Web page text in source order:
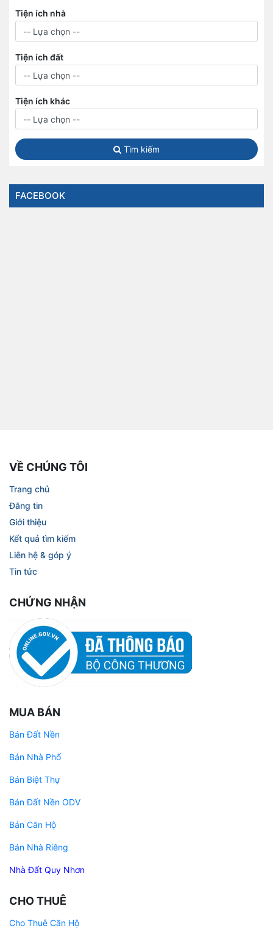
Tiện ích nhà
Tiện ích đất
Tiện ích khác
Tìm kiếm
FACEBOOK
VỀ CHÚNG TÔI
Trang chủ
Đăng tin
Giới thiệu
Kết quả tìm kiếm
Liên hệ & góp ý
Tin tức
CHỨNG NHẬN
MUA BÁN
Bán Đất Nền
Bán Nhà Phố
Bán Biệt Thự
Bán Đất Nền ODV
Bán Căn Hộ
Bán Nhà Riêng
Nhà Đất Quy Nhơn
CHO THUÊ
Cho Thuê Căn Hộ